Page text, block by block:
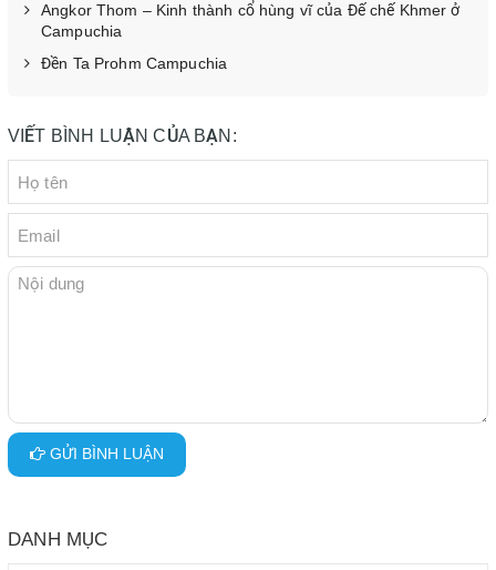
Angkor Thom – Kinh thành cổ hùng vĩ của Đế chế Khmer ở
Campuchia
Đền Ta Prohm Campuchia
VIẾT BÌNH LUẬN CỦA BẠN:
GỬI BÌNH LUẬN
DANH MỤC